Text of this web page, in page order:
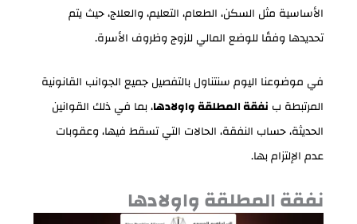
الأساسية مثل السكن، الطعام، التعليم، والعلاج، حيث يتم
تحديدها وفقًا للوضع المالي للزوج وظروف الأسرة.
في موضوعنا اليوم سنتناول بالتفصيل جميع الجوانب القانونية
المرتبطة ب نفقة المطلقة واولادها، بما في ذلك القوانين
الحديثة، حساب النفقة، الحالات التي تسقط فيها، وعقوبات
عدم الإلتزام بها.
نفقة المطلقة واولادها